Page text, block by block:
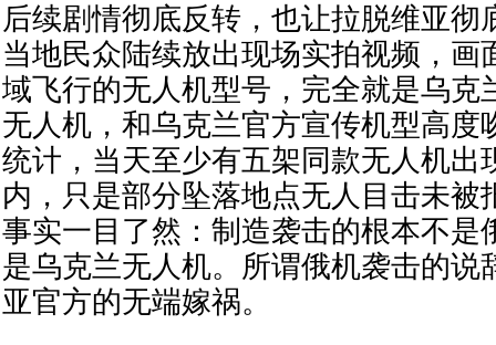
后续剧情彻底反转，也让拉脱维亚彻
当地民众陆续放出现场实拍视频，画
域飞行的无人机型号，完全就是乌克
无人机，和乌克兰官方宣传机型高度
统计，当天至少有五架同款无人机出
内，只是部分坠落地点无人目击未被
事实一目了然：制造袭击的根本不是
是乌克兰无人机。所谓俄机袭击的说
亚官方的无端嫁祸。